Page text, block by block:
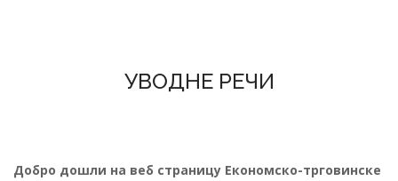
УВОДНЕ РЕЧИ
Добро дошли на веб страницу Економско-трговинске